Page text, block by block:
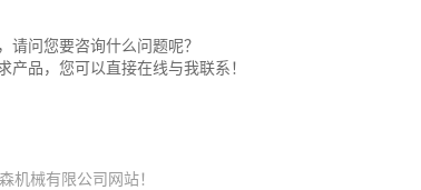
请问您要咨询什么问题呢？
品，您可以直接在线与我联系！
机械有限公司网站！